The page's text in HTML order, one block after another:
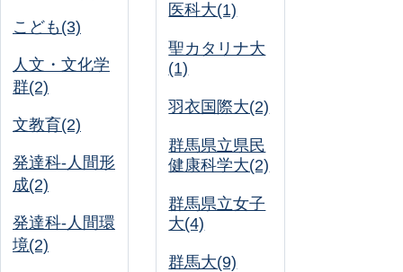
こども(3)
人文・文化学
群(2)
文教育(2)
発達科-人間形
成(2)
発達科-人間環
境(2)
医科大(1)
聖カタリナ大
(1)
羽衣国際大(2)
群馬県立県民
健康科学大(2)
群馬県立女子
大(4)
群馬大(9)